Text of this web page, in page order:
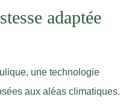
adaptée
une technologie
aux aléas climatiques.